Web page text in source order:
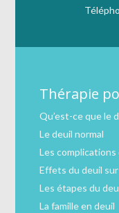
Thérapie
Qu’est-ce que le
Le deuil normal
Les complications
Effets du deuil
Les étapes du
La famille en deuil